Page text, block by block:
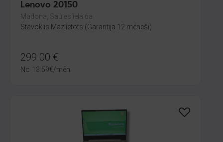
Lenovo 20150
Madona, Saules iela 6a
Stāvoklis Mazlietots (Garantija 12 mēneši)
299.00 €
No 13.59€/mēn.